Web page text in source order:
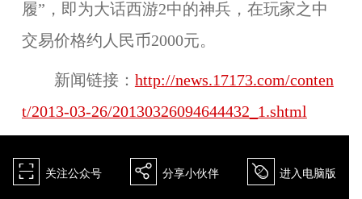
履”，即为大话西游2中的神兵，在玩家之中
交易价格约人民币2000元。
新闻链接： http://news.17173.com/conten
t/2013-03-26/20130326094644432_1.shtml
򰀁 关注公众号 򰀂 分享小伙伴 򰀄 进入电脑版